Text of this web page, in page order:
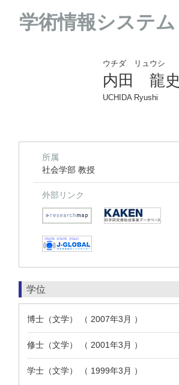
学術情報システム
ウチダ リュウシ
内田 龍史
UCHIDA Ryushi
所属
社会学部 教授
外部リンク
学位
博士（文学） （ 2007年3月 ）
修士（文学） （ 2001年3月 ）
学士（文学） （ 1999年3月 ）